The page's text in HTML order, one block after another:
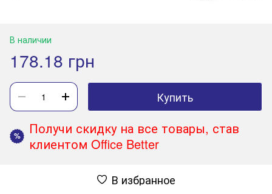
В наличии
178.18 грн
Купить
%
Получи скидку на все товары, став
клиентом Office Better
В избранное